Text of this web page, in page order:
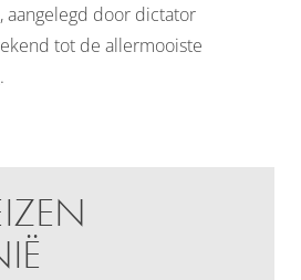
aangelegd door dictator
tot de allermooiste
.